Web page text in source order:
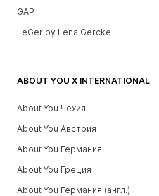
GAP
LeGer by Lena Gercke
ABOUT YOU X INTERNATIONAL
About You Чехия
About You Австрия
About You Германия
About You Греция
About You Германия (англ.)